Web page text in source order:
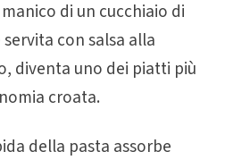
di un cucchiaio di
con salsa alla
diventa uno dei piatti più
croata.
della pasta assorbe